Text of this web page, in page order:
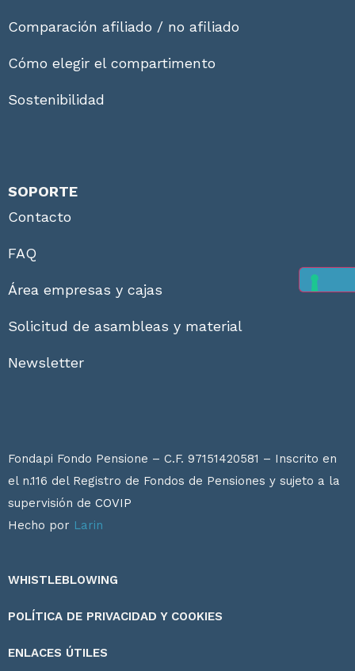
Comparación afiliado / no afiliado
Cómo elegir el compartimento
Sostenibilidad
SOPORTE
Contacto
FAQ
Área empresas y cajas
Solicitud de asambleas y material
Newsletter
Fondapi Fondo Pensione – C.F. 97151420581 – Inscrito en
el n.116 del Registro de Fondos de Pensiones y sujeto a la
supervisión de COVIP
Hecho por Larin
WHISTLEBLOWING
POLÍTICA DE PRIVACIDAD Y COOKIES
ENLACES ÚTILES